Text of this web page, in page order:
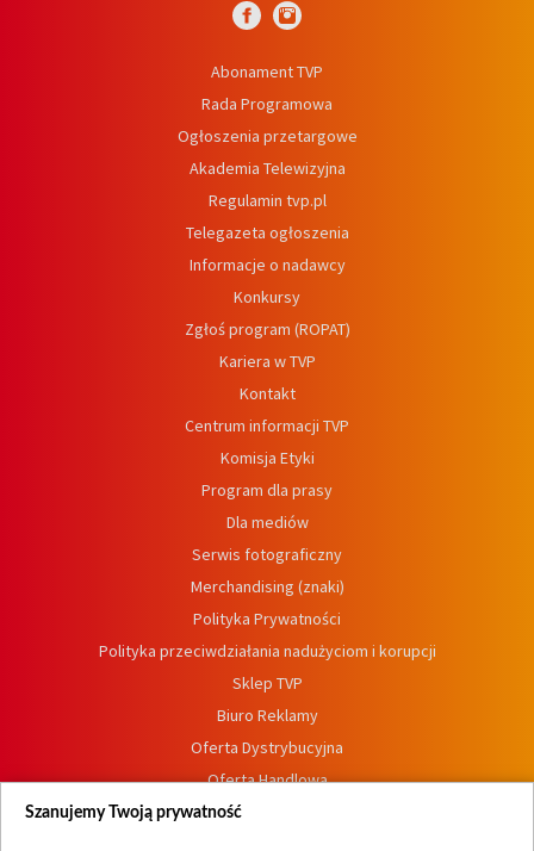
Abonament TVP
Rada Programowa
Ogłoszenia przetargowe
Akademia Telewizyjna
Regulamin tvp.pl
Telegazeta ogłoszenia
Informacje o nadawcy
Konkursy
Zgłoś program (ROPAT)
Kariera w TVP
Kontakt
Centrum informacji TVP
Komisja Etyki
Program dla prasy
Dla mediów
Serwis fotograficzny
Merchandising (znaki)
Polityka Prywatności
Polityka przeciwdziałania nadużyciom i korupcji
Sklep TVP
Biuro Reklamy
Oferta Dystrybucyjna
Oferta Handlowa
Dostępność
Szanujemy Twoją prywatność